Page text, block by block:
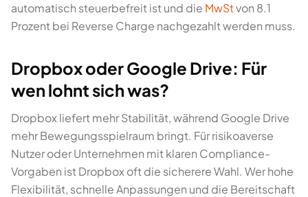
automatisch steuerbefreit ist und die MwStvon 8.1
Prozent bei Reverse Charge nachgezahlt werden muss.
Dropbox oder Google Drive: Für
wen lohnt sich was?
Dropbox liefert mehr Stabilität, während Google Drive
mehr Bewegungsspielraum bringt. Für risikoaverse
Nutzer oder Unternehmen mit klaren Compliance-
Vorgaben ist Dropbox oft die sicherere Wahl. Wer hohe
Flexibilität, schnelle Anpassungen und die Bereitschaft